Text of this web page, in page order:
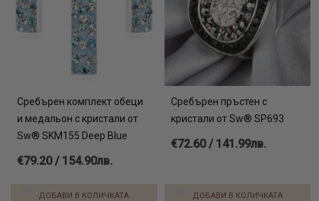
Сребърен комплект обеци
и медальон с кристали от
Sw® SKM155 Deep Blue
€79.20 / 154.90лв.
ДОБАВИ В КОЛИЧКАТА
Сребърен пръстен с
кристали от Sw® SP693
€72.60 / 141.99лв.
ДОБАВИ В КОЛИЧКАТА